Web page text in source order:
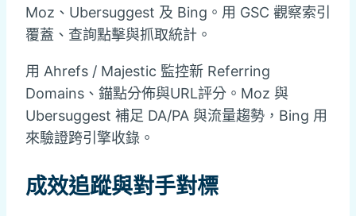
Moz、Ubersuggest 及 Bing。用 GSC 觀察索引
覆蓋、查詢點擊與抓取統計。
用 Ahrefs / Majestic 監控新 Referring
Domains、錨點分佈與URL評分。Moz 與
Ubersuggest 補足 DA/PA 與流量趨勢，Bing 用
來驗證跨引擎收錄。
成效追蹤與對手對標